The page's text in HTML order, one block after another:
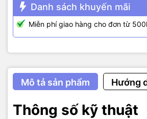
Danh sách khuyến mãi
Miễn phí giao hàng cho đơn từ
Mô tả sản phẩm Hướng
Thông số kỹ thuật